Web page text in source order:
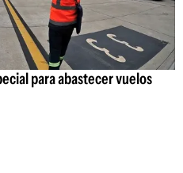
para abastecer vuelos